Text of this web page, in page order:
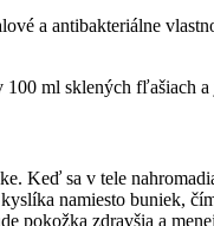
a antibakteriálne
100 ml sklených fľašiach
Keď sa v tele
namiesto buniek,
pokožka zdravšia a